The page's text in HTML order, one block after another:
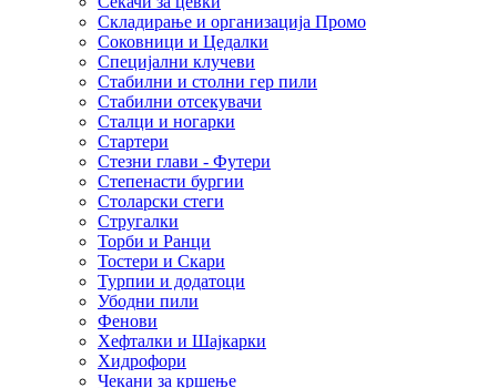
Складирање и организација Промо
Соковници и Цедалки
Специјални клучеви
Стабилни и столни гер пили
Стабилни отсекувачи
Сталци и ногарки
Стартери
Стезни глави - Футери
Степенасти бургии
Столарски стеги
Стругалки
Торби и Ранци
Тостери и Скари
Турпии и додатоци
Убодни пили
Фенови
Хефталки и Шајкарки
Хидрофори
Чекани за кршење